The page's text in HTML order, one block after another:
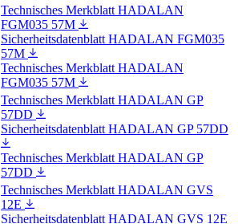
Technisches Merkblatt HADALAN
FGM035 57M
Sicherheitsdatenblatt HADALAN FGM035
57M
Technisches Merkblatt HADALAN
FGM035 57M
Technisches Merkblatt HADALAN GP
57DD
Sicherheitsdatenblatt HADALAN GP 57DD
Technisches Merkblatt HADALAN GP
57DD
Technisches Merkblatt HADALAN GVS
12E
Sicherheitsdatenblatt HADALAN GVS 12E